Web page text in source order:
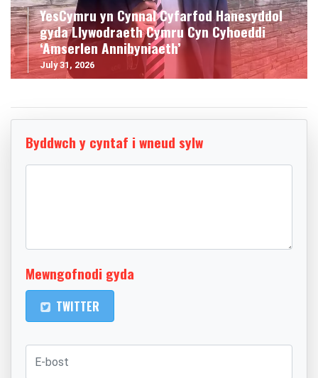
YesCymru yn Cynnal Cyfarfod Hanesyddol
gyda Llywodraeth Cymru Cyn Cyhoeddi
‘Amserlen Annibyniaeth’
July 31, 2026
Byddwch y cyntaf i wneud sylw
Mewngofnodi gyda
TWITTER